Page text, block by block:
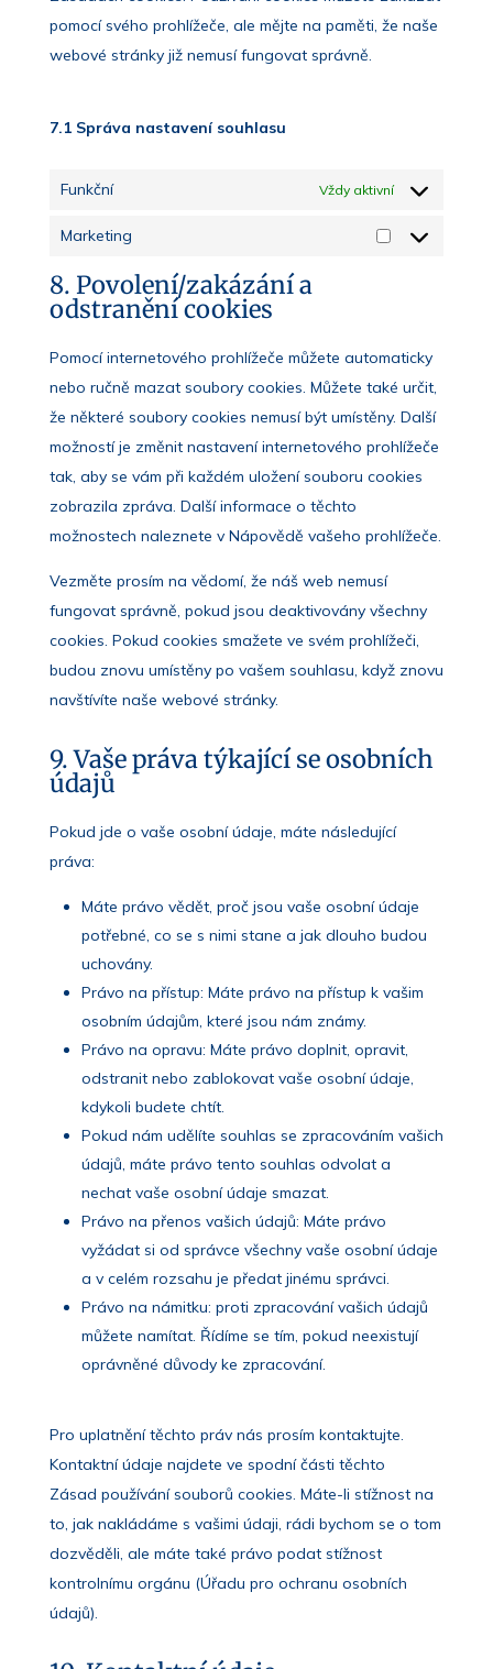
pomocí svého prohlížeče, ale mějte na paměti, že naše
webové stránky již nemusí fungovat správně.
7.1 Správa nastavení souhlasu
Funkční Vždy aktivní
Marketing
Marketing
8. Povolení/zakázání a
odstranění cookies
Pomocí internetového prohlížeče můžete automaticky
nebo ručně mazat soubory cookies. Můžete také určit,
že některé soubory cookies nemusí být umístěny. Další
možností je změnit nastavení internetového prohlížeče
tak, aby se vám při každém uložení souboru cookies
zobrazila zpráva. Další informace o těchto
možnostech naleznete v Nápovědě vašeho prohlížeče.
Vezměte prosím na vědomí, že náš web nemusí
fungovat správně, pokud jsou deaktivovány všechny
cookies. Pokud cookies smažete ve svém prohlížeči,
budou znovu umístěny po vašem souhlasu, když znovu
navštívíte naše webové stránky.
9. Vaše práva týkající se osobních
údajů
Pokud jde o vaše osobní údaje, máte následující
práva:
Máte právo vědět, proč jsou vaše osobní údaje
potřebné, co se s nimi stane a jak dlouho budou
uchovány.
Právo na přístup: Máte právo na přístup k vašim
osobním údajům, které jsou nám známy.
Právo na opravu: Máte právo doplnit, opravit,
odstranit nebo zablokovat vaše osobní údaje,
kdykoli budete chtít.
Pokud nám udělíte souhlas se zpracováním vašich
údajů, máte právo tento souhlas odvolat a
nechat vaše osobní údaje smazat.
Právo na přenos vašich údajů: Máte právo
vyžádat si od správce všechny vaše osobní údaje
a v celém rozsahu je předat jinému správci.
Právo na námitku: proti zpracování vašich údajů
můžete namítat. Řídíme se tím, pokud neexistují
oprávněné důvody ke zpracování.
Pro uplatnění těchto práv nás prosím kontaktujte.
Kontaktní údaje najdete ve spodní části těchto
Zásad používání souborů cookies. Máte-li stížnost na
to, jak nakládáme s vašimi údaji, rádi bychom se o tom
dozvěděli, ale máte také právo podat stížnost
kontrolnímu orgánu (Úřadu pro ochranu osobních
údajů).